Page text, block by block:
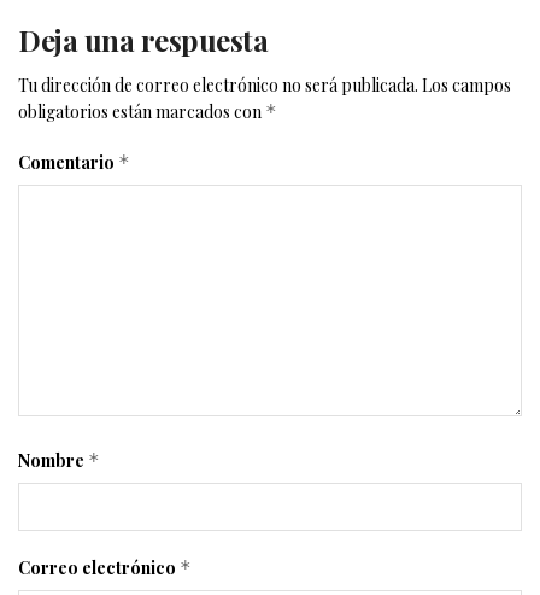
Deja una respuesta
Tu dirección de correo electrónico no será publicada. Los campos
obligatorios están marcados con *
Comentario *
Nombre *
Correo electrónico *